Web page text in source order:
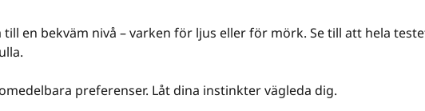
till en bekväm nivå – varken för ljus eller för mörk. Se till att hela
preferenser. Låt dina instinkter vägleda dig.